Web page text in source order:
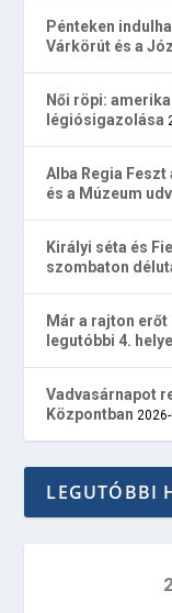
Pénteken
Várkörút és a
Női röpi:
légiósigazolása
Alba Regia
és a Múzeum
Királyi séta és
szombaton
Már a rajton
legutóbbi 4.
Vadvasárnapot
Központban
LEGUTÓBBI